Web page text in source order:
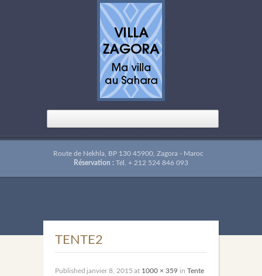
Route de Nekhla, BP 130 45900, Zagora - Maroc
Réservation : Tél. + 212 524 846 093
TENTE2
Published janvier 8, 2015 at 1000 × 359 in Tente